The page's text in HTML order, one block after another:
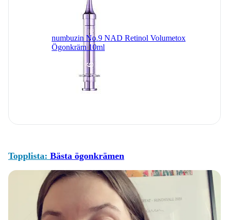
numbuzin No.9 NAD Retinol Volumetox
Ögonkräm 10ml
Topplista: Bästa ögonkrämen